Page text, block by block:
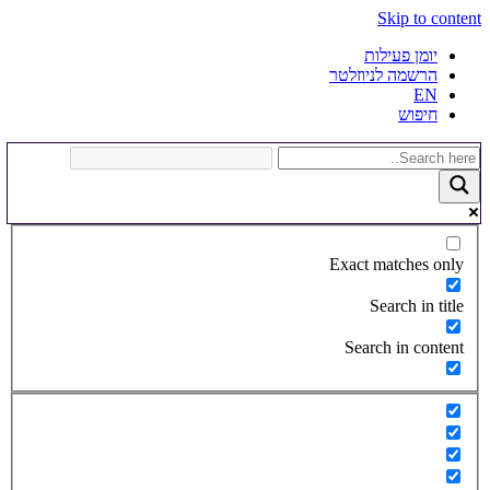
Skip to content
יומן פעילות
הרשמה לניוזלטר
EN
חיפוש
Exact matches only
Search in title
Search in content